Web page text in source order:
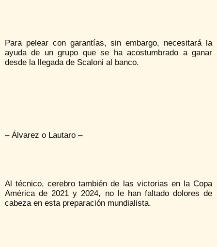
Para pelear con garantías, sin embargo, necesitará la
ayuda de un grupo que se ha acostumbrado a ganar
desde la llegada de Scaloni al banco.
– Álvarez o Lautaro –
Al técnico, cerebro también de las victorias en la Copa
América de 2021 y 2024, no le han faltado dolores de
cabeza en esta preparación mundialista.